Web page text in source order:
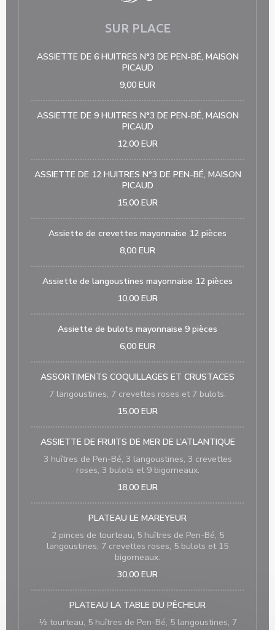
SUR PLACE
ASSIETTE DE 6 HUITRES N°3 DE PEN-BÉ, MAISON
PICAUD
9,00 EUR
ASSIETTE DE 9 HUITRES N°3 DE PEN-BÉ, MAISON
PICAUD
12,00 EUR
ASSIETTE DE 12 HUITRES N°3 DE PEN-BÉ, MAISON
PICAUD
15,00 EUR
Assiette de crevettes mayonnaise 12 pièces
8,00 EUR
Assiette de langoustines mayonnaise 12 pièces
10,00 EUR
Assiette de bulots mayonnaise 9 pièces
6,00 EUR
ASSORTIMENTS COQUILLAGES ET CRUSTACES
7 langoustines, 7 crevettes roses et 7 bulots.
15,00 EUR
ASSIETTE DE FRUITS DE MER DE L’ATLANTIQUE
3 huîtres de Pen-Bé, 3 langoustines, 3 crevettes
roses, 3 bulots et 9 bigorneaux.
18,00 EUR
PLATEAU LE MAREYEUR
2 pinces de tourteau, 5 huîtres de Pen-Bé, 5
langoustines, 7 crevettes roses, 5 bulots et 15
bigorneaux.
30,00 EUR
PLATEAU LA TABLE DU PÊCHEUR
½ tourteau, 5 huîtres de Pen-Bé, 5 langoustines, 7